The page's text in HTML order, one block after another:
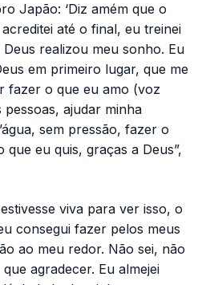
Japão: ‘Diz amém que o
até o final, eu treinei
realizou meu sonho. Eu
em primeiro lugar, que me
fazer o que eu amo (voz
ajudar minha
sem pressão, fazer o
eu quis, graças a Deus”,
viva para ver isso, o
consegui fazer pelos meus
ao meu redor. Não sei, não
agradecer. Eu almejei